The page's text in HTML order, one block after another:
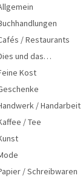
/ Restaurants
und das…
Kost
/ Handarbeit
/ Tee
/ Schreibwaren